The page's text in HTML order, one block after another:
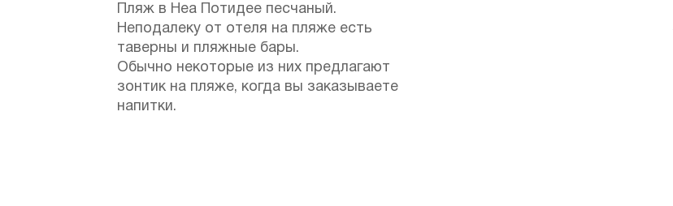
Пляж в Неа Потидее песчаный.
Неподалеку от отеля на пляже есть
таверны и пляжные бары.
Обычно некоторые из них предлагают
зонтик на пляже, когда вы заказываете
напитки.